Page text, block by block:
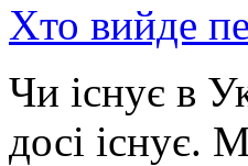
Хто вийде
Чи існує в
досі існує.